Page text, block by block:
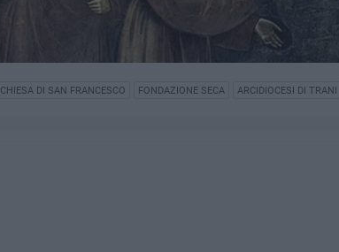
CHIESA DI SAN FRANCESCO FONDAZIONE SECA ARCIDIOCESI DI TRANI